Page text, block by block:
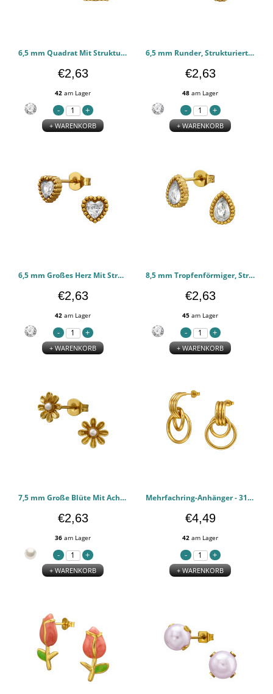
6,5 mm Quadrat Mit Strukturiertem Rand - 316l chirurgischen Edelstahl Ohrstecker PCJW51434
€2,63
42 am Lager
+ WARENKORB
6,5 mm Runder, Strukturierter Rand, Goldfarben - 316l chirurgischen Edelstahl Ohrstecker PCJW51433
€2,63
48 am Lager
+ WARENKORB
6,5 mm Großes Herz Mit Strukturiertem Rand - 316l chirurgischen Edelstahl Ohrstecker PCJW51432
€2,63
42 am Lager
+ WARENKORB
8,5 mm Tropfenförmiger, Strukturierter Rand In Goldfarbe - 316l chirurgischen Edelstahl Ohrstecker PCJW51431
€2,63
45 am Lager
+ WARENKORB
7,5 mm Große Blüte Mit Acht Blütenblättern - 316l chirurgischen Edelstahl Ohrstecker PCJW51430
€2,63
36 am Lager
+ WARENKORB
Mehrfachring-Anhänger - 316l chirurgischen Edelstahl Ohrstecker PCJW51299
€4,49
42 am Lager
+ WARENKORB